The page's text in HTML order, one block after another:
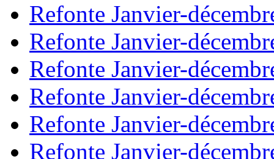
Refonte Janvier-
Refonte Janvier-
Refonte Janvier-
Refonte Janvier-
Refonte Janvier-
Refonte Janvier-